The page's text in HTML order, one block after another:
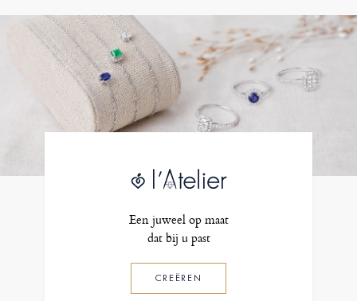
Een juweel op maat
dat bij u past
CREËREN